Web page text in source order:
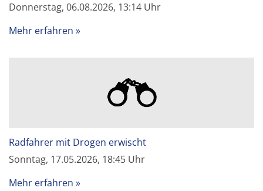
Donnerstag, 06.08.2026, 13:14 Uhr
Mehr erfahren
Radfahrer mit Drogen erwischt
Sonntag, 17.05.2026, 18:45 Uhr
Mehr erfahren